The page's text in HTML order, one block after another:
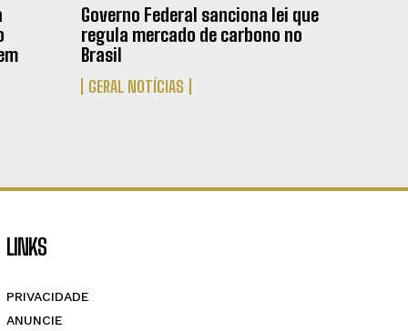
Governo Federal sanciona lei que
regula mercado de carbono no
Brasil
GERAL NOTÍCIAS
LINKS
PRIVACIDADE
ANUNCIE